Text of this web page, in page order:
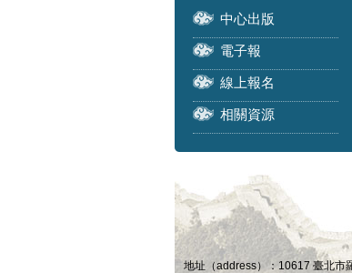
中心出版
電子報
線上報名
相關資源
地址（address）：10617 臺北市